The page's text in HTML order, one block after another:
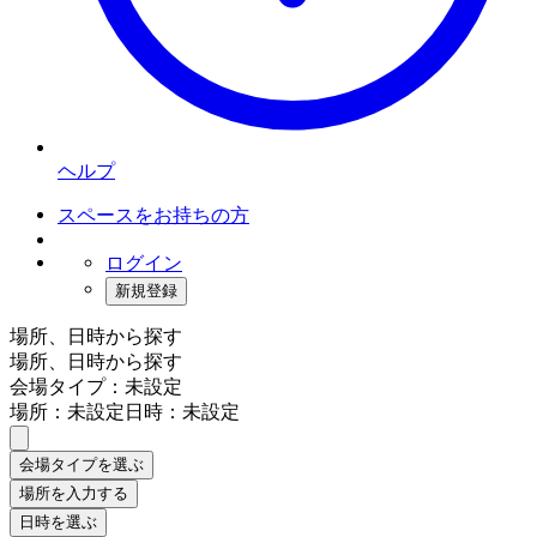
ヘルプ
スペースをお持ちの方
ログイン
新規登録
場所、日時から探す
場所、日時から探す
会場タイプ：未設定
場所：未設定日時：未設定
会場タイプを選ぶ
場所を入力する
日時を選ぶ